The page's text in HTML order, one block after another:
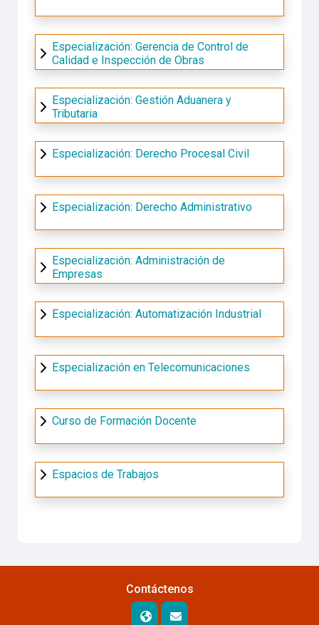
Especialización: Gerencia de Control de
Calidad e Inspección de Obras
Especialización: Gestión Aduanera y
Tributaria
Especialización: Derecho Procesal Civil
Especialización: Derecho Administrativo
Especialización: Administración de
Empresas
Especialización: Automatización Industrial
Especialización en Telecomunicaciones
Curso de Formación Docente
Espacios de Trabajos
Contáctenos